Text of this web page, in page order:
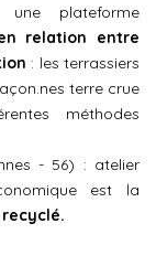
plateforme
relation entre
: les terrassiers
terre crue
méthodes
- 56) : atelier
est la